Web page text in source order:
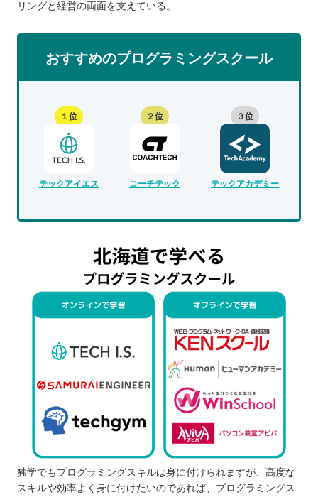
リングと経営の両面を支えている。
おすすめのプログラミングスクール
１位
テックアイエス
２位
コーチテック
３位
テックアカデミー
独学でもプログラミングスキルは身に付けられますが、高度な
スキルや効率よく身に付けたいのであれば、プログラミングス